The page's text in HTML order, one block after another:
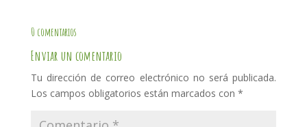
0 comentarios
Enviar un comentario
Tu dirección de correo electrónico no será publicada.
Los campos obligatorios están marcados con *